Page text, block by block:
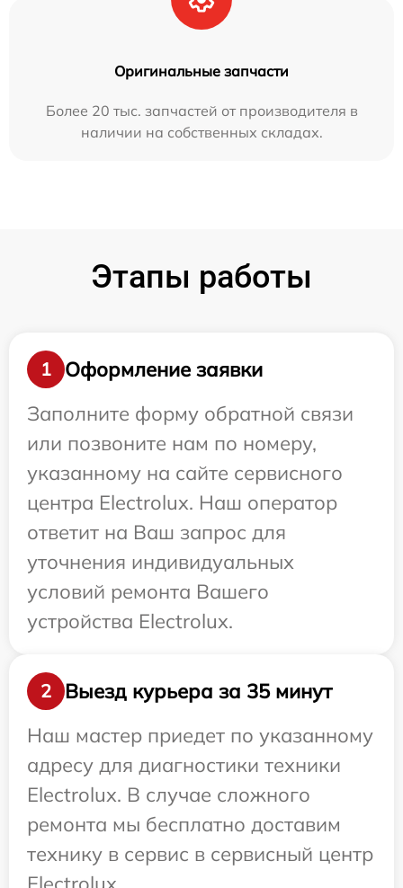
Оригинальные запчасти
Более 20 тыс. запчастей от производителя в
наличии на собственных складах.
Этапы работы
1
Оформление заявки
Заполните форму обратной связи
или позвоните нам по номеру,
указанному на сайте сервисного
центра Electrolux. Наш оператор
ответит на Ваш запрос для
уточнения индивидуальных
условий ремонта Вашего
устройства Electrolux.
2
Выезд курьера за 35 минут
Наш мастер приедет по указанному
адресу для диагностики техники
Electrolux. В случае сложного
ремонта мы бесплатно доставим
технику в сервис в сервисный центр